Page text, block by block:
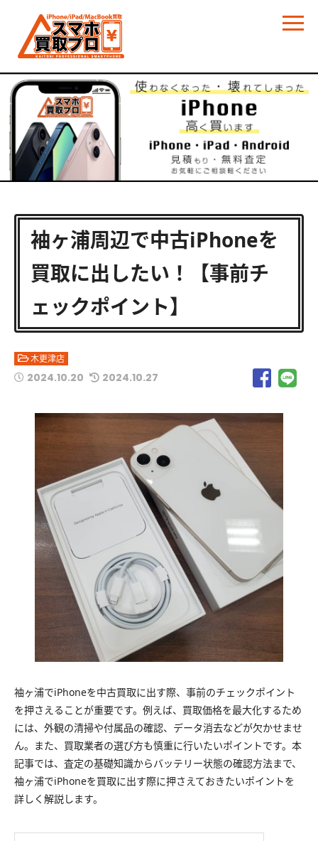
袖ヶ浦周辺で中古iPhoneを
買取に出したい！【事前チ
ェックポイント】
木更津店
2024.10.20 2024.10.27
袖ヶ浦でiPhoneを中古買取に出す際、事前のチェックポイント
を押さえることが重要です。例えば、買取価格を最大化するため
には、外観の清掃や付属品の確認、データ消去などが欠かせませ
ん。また、買取業者の選び方も慎重に行いたいポイントです。本
記事では、査定の基礎知識からバッテリー状態の確認方法まで、
袖ヶ浦でiPhoneを買取に出す際に押さえておきたいポイントを
詳しく解説します。